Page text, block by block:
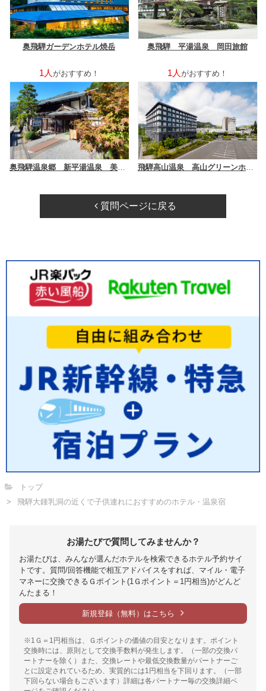
奥飛騨ガーデンホテル焼岳 奥飛騨 平湯温泉 岡田旅館
1人 がおすすめ！
奥飛騨温泉郷 新平湯温泉 美山荘
1人 がおすすめ！
飛騨高山温泉 高山グリーンホテル（京王グループホテルズ）
質問ページに戻る
トップ
飛騨大鍾乳洞の近くで子供連れにおすすめのホテル・温泉宿
お湯たびで質問してみませんか？
お湯たびは、みんなが選んだホテルを検索できるホテル予約サイ
トです。質問/回答機能で相互アドバイスをすれば、マイル・電子
マネーに交換できるＧポイント(1Ｇポイント＝1円相当)がどんど
んたまる！
新規登録（無料）はこちら
※1Ｇ＝1円相当は、Ｇポイントの価値の目安となります。ポイント
交換時には、原則として交換手数料が発生します。（一部の交換パ
ートナーを除く）また、交換レートや最低交換数量がパートナーご
とに設定されているため、実質的には1円相当を下回ります。（一部
下回らない場合もございます）詳細は各パートナー毎の交換詳細ペ